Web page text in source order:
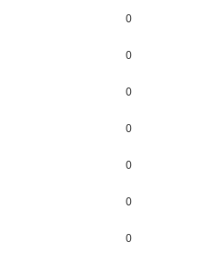
0
0
0
0
0
0
0